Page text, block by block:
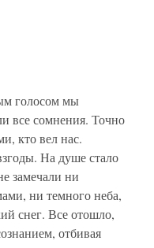
голосом мы
все сомнения. Точно
кто вел нас.
На душе стало
замечали ни
ни темного неба,
снег. Все отошло,
отбивая